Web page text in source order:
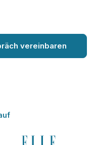
vereinbaren